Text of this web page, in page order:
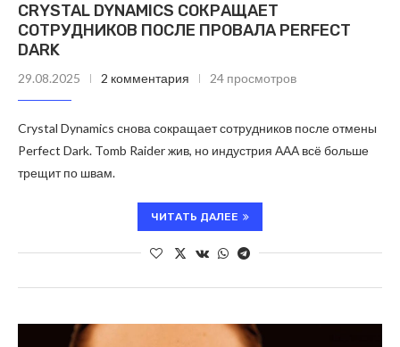
CRYSTAL DYNAMICS СОКРАЩАЕТ
СОТРУДНИКОВ ПОСЛЕ ПРОВАЛА PERFECT
DARK
29.08.2025 2 комментария 24 просмотров
Crystal Dynamics снова сокращает сотрудников после отмены
Perfect Dark. Tomb Raider жив, но индустрия ААА всё больше
трещит по швам.
ЧИТАТЬ ДАЛЕЕ